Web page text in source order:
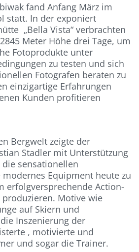
fand Anfang März im
statt. In der exponiert
„Bella Vista“ verbrachten
Meter Höhe drei Tage, um
Fotoprodukte unter
zu testen und sich
Fotografen beraten zu
einzigartige Erfahrungen
Kunden profitieren
Bergwelt zeigte der
Stadler mit Unterstützung
sensationellen
Equipment heute zu
erfolgversprechende Action-
Motive wie
auf Skiern und
Inszenierung der
, motivierte und
und sogar die Trainer.